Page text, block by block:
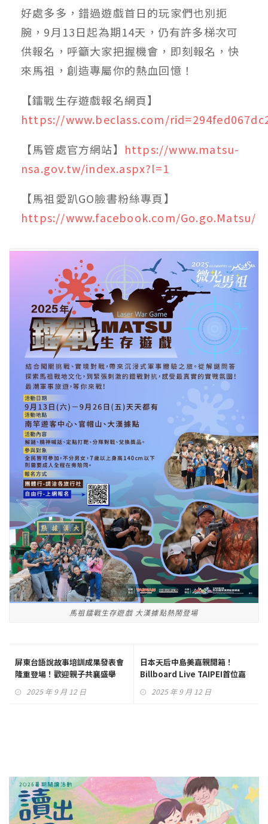
好處多多，錯過遊戲首日的玩家們也別扼
腕，9月13日起為期14天，仍有許多梯次可
供報名，呼籲大家把握機會，即刻報名，快
來馬祖，創造專屬你的熱血回憶！
【鐳戰生存遊戲報名網頁】
https://www.beclass.com/
【馬管處官方網站】 https://www.matsu-
nsa.gov.tw/index.aspx?l=1
【馬祖愛趴GO臉書粉絲專頁】
https://www.facebook.com/Go.go.Matsu/
馬祖鐳戰生存遊戲 大漢據點熱鬧登場
屏東台語說故事培訓成果發表會
隆重登場！歡迎親子共襄盛舉
2025 年 9 月 12 日
日本天后中島美嘉親開箱！
Billboard Live TAIPEI首位嘉
賓揭曉 震撼信義區
2025 年 9 月 12 日